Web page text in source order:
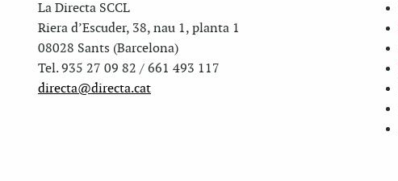
La Directa SCCL
Riera d’Escuder, 38, nau 1, planta 1
08028 Sants (Barcelona)
Tel. 935 27 09 82 / 661 493 117
directa@directa.cat